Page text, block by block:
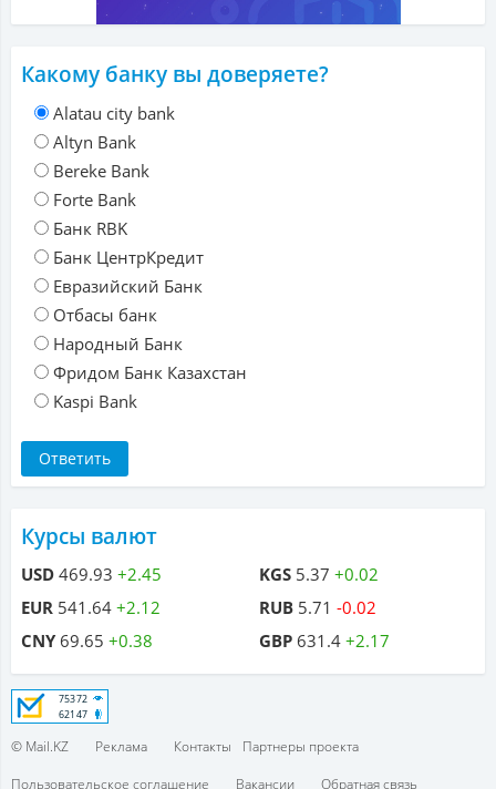
Какому банку вы доверяете?
Alatau city bank
Altyn Bank
Bereke Bank
Forte Bank
Банк RBK
Банк ЦентрКредит
Евразийский Банк
Отбасы банк
Народный Банк
Фридом Банк Казахстан
Kaspi Bank
Курсы валют
USD 469.93 +2.45
EUR 541.64 +2.12
CNY69.65 +0.38
KGS 5.37 +0.02
RUB 5.71 -0.02
GBP 631.4 +2.17
© Mail.KZ Реклама Контакты
Партнеры проекта
Пользовательское соглашение
Вакансии Обратная связь